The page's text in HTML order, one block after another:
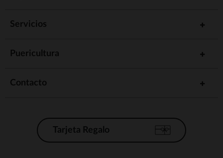
Servicios
Puericultura
Contacto
Tarjeta Regalo